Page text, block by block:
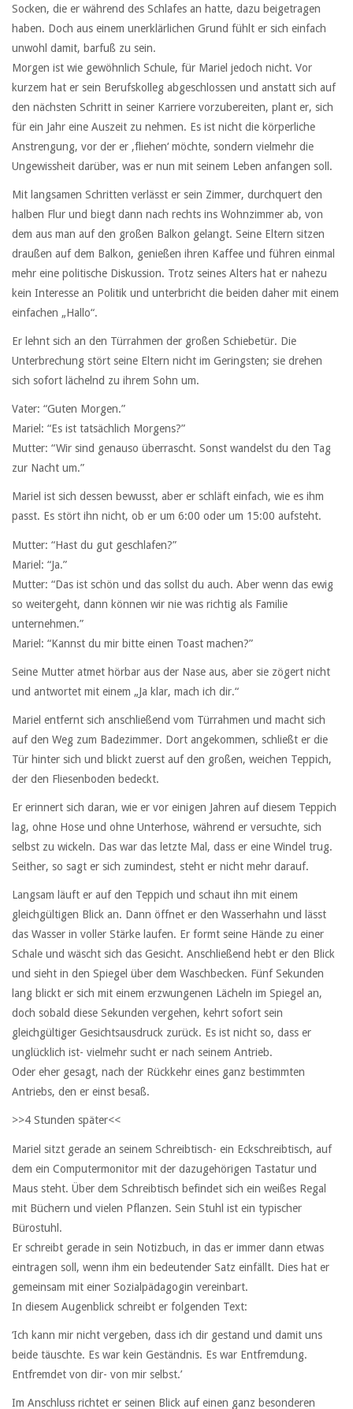
Socken, die er während des Schlafes an hatte, dazu beigetragen
haben. Doch aus einem unerklärlichen Grund fühlt er sich einfach
unwohl damit, barfuß zu sein.
Morgen ist wie gewöhnlich Schule, für Mariel jedoch nicht. Vor
kurzem hat er sein Berufskolleg abgeschlossen und anstatt sich auf
den nächsten Schritt in seiner Karriere vorzubereiten, plant er, sich
für ein Jahr eine Auszeit zu nehmen. Es ist nicht die körperliche
Anstrengung, vor der er ‚fliehen‘ möchte, sondern vielmehr die
Ungewissheit darüber, was er nun mit seinem Leben anfangen soll.
Mit langsamen Schritten verlässt er sein Zimmer, durchquert den
halben Flur und biegt dann nach rechts ins Wohnzimmer ab, von
dem aus man auf den großen Balkon gelangt. Seine Eltern sitzen
draußen auf dem Balkon, genießen ihren Kaffee und führen einmal
mehr eine politische Diskussion. Trotz seines Alters hat er nahezu
kein Interesse an Politik und unterbricht die beiden daher mit einem
einfachen „Hallo“.
Er lehnt sich an den Türrahmen der großen Schiebetür. Die
Unterbrechung stört seine Eltern nicht im Geringsten; sie drehen
sich sofort lächelnd zu ihrem Sohn um.
Vater: “Guten Morgen.”
Mariel: “Es ist tatsächlich Morgens?”
Mutter: “Wir sind genauso überrascht. Sonst wandelst du den Tag
zur Nacht um.”
Mariel ist sich dessen bewusst, aber er schläft einfach, wie es ihm
passt. Es stört ihn nicht, ob er um 6:00 oder um 15:00 aufsteht.
Mutter: “Hast du gut geschlafen?”
Mariel: “Ja.”
Mutter: “Das ist schön und das sollst du auch. Aber wenn das ewig
so weitergeht, dann können wir nie was richtig als Familie
unternehmen.”
Mariel: “Kannst du mir bitte einen Toast machen?”
Seine Mutter atmet hörbar aus der Nase aus, aber sie zögert nicht
und antwortet mit einem „Ja klar, mach ich dir.“
Mariel entfernt sich anschließend vom Türrahmen und macht sich
auf den Weg zum Badezimmer. Dort angekommen, schließt er die
Tür hinter sich und blickt zuerst auf den großen, weichen Teppich,
der den Fliesenboden bedeckt.
Er erinnert sich daran, wie er vor einigen Jahren auf diesem Teppich
lag, ohne Hose und ohne Unterhose, während er versuchte, sich
selbst zu wickeln. Das war das letzte Mal, dass er eine Windel trug.
Seither, so sagt er sich zumindest, steht er nicht mehr darauf.
Langsam läuft er auf den Teppich und schaut ihn mit einem
gleichgültigen Blick an. Dann öffnet er den Wasserhahn und lässt
das Wasser in voller Stärke laufen. Er formt seine Hände zu einer
Schale und wäscht sich das Gesicht. Anschließend hebt er den Blick
und sieht in den Spiegel über dem Waschbecken. Fünf Sekunden
lang blickt er sich mit einem erzwungenen Lächeln im Spiegel an,
doch sobald diese Sekunden vergehen, kehrt sofort sein
gleichgültiger Gesichtsausdruck zurück. Es ist nicht so, dass er
unglücklich ist- vielmehr sucht er nach seinem Antrieb.
Oder eher gesagt, nach der Rückkehr eines ganz bestimmten
Antriebs, den er einst besaß.
>>4 Stunden später<<
Mariel sitzt gerade an seinem Schreibtisch- ein Eckschreibtisch, auf
dem ein Computermonitor mit der dazugehörigen Tastatur und
Maus steht. Über dem Schreibtisch befindet sich ein weißes Regal
mit Büchern und vielen Pflanzen. Sein Stuhl ist ein typischer
Bürostuhl.
Er schreibt gerade in sein Notizbuch, in das er immer dann etwas
eintragen soll, wenn ihm ein bedeutender Satz einfällt. Dies hat er
gemeinsam mit einer Sozialpädagogin vereinbart.
In diesem Augenblick schreibt er folgenden Text:
‘Ich kann mir nicht vergeben, dass ich dir gestand und damit uns
beide täuschte. Es war kein Geständnis. Es war Entfremdung.
Entfremdet von dir- von mir selbst.’
Im Anschluss richtet er seinen Blick auf einen ganz besonderen